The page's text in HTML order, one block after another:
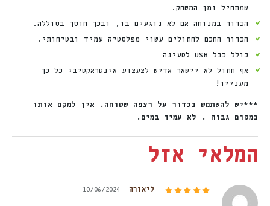
שמתחיל זמן המשחק.
הכדור במנוחה אם לא נוגעים בו, ובכך חוסך בסוללה.
הכדור החכם לחתולים עשוי מפלסטיק עמיד ובטיחותי.
כולל כבל USB לטעינה
אף חתול לא יישאר אדיש לצעצוע אינטראקטיבי כל כך
מעניין!
***יש להשתמש בכדור על רצפה שטוחה. אין למקם אותו
במקום גבוה . לא עמיד במים.
המלאי אזל
דורג 5מתוך 5ליאורה 10/06/2024